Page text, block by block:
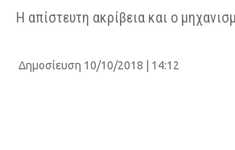
Podcasts
Life
Η απίστευτη ακρίβεια και ο
Δημοσίευση 10/10/2018 | 14:12